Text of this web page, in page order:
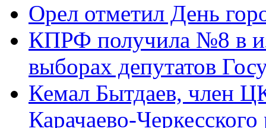
Орел отметил День
КПРФ получила №8 в
выборах депутатов
Кемал Бытдаев, член
Карачаево-